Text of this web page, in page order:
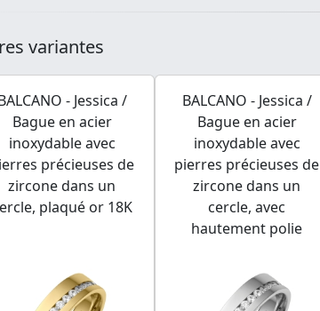
variantes
- Jessica /
Bague en acier
inoxydable avec
précieuses de
zircone dans un
plaqué or 18K
BALCANO - Jessica /
Bague en acier
inoxydable avec
pierres précieuses de
zircone dans un
cercle, avec
hautement polie